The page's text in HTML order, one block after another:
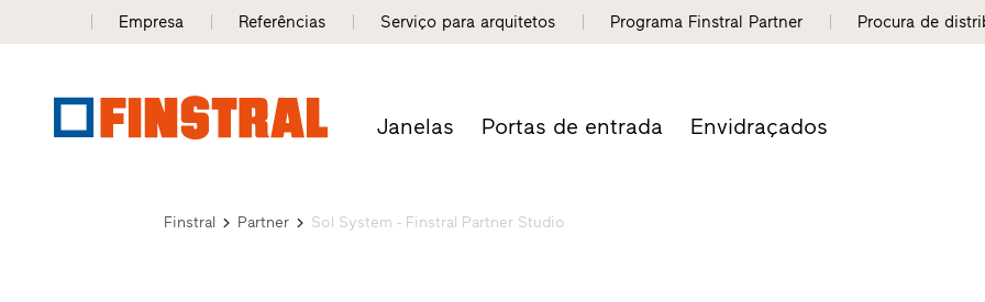
Empresa Referências Serviço para arquitetos Programa Finstral Partner Procura de
Janelas Portas de entrada Envidraçados
Finstral Partner Sol System - Finstral Partner Studio